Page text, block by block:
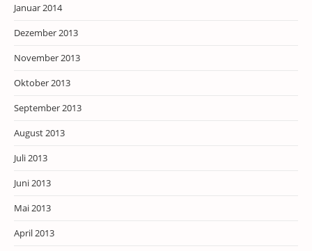
Januar 2014
Dezember 2013
November 2013
Oktober 2013
September 2013
August 2013
Juli 2013
Juni 2013
Mai 2013
April 2013